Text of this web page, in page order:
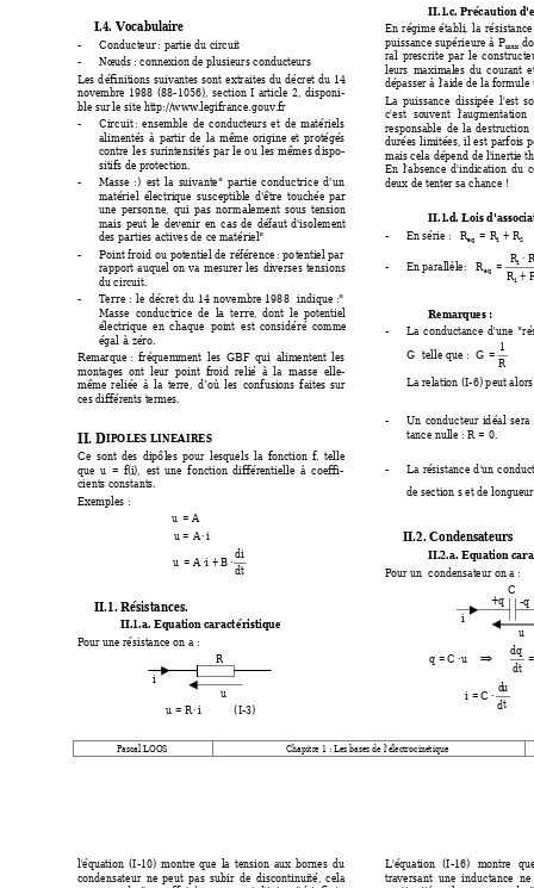
Pascal LOOS Chapitre 1 : Les bases de l'électrocinétique
I.4. Vocabulaire
- Conducteur : partie du circuit
-
Nœuds : connexion de plusieurs conducteurs
Les définitions suivantes sont extraites du décret du 14
novembre 1988 (88-1056), section I article 2, disponi-
ble sur le site http://www.legifrance.gouv.fr
-
Circuit : ensemble de conducteurs et de matériels
alimentés à partir de la même origine et protégés
contre les surintensités par le ou les mêmes dispo-
sitifs de protection.
-
Masse :) est la suivante" partie conductrice d'un
matériel électrique susceptible d'être touchée par
une personne, qui pas normalement sous tension
mais peut le devenir en cas de défaut d'isolement
des parties actives de ce matériel"
-
Point froid ou potentiel de référence : potentiel par
rapport auquel on va mesurer les diverses tensions
du circuit.
-
Terre : le décret du 14 novembre 1988 indique :"
Masse  conductrice  de  la  terre, dont  le potentiel
électrique  en chaque  point  est considéré comme
égal à zéro.
Remarque : fréquemment  les  GBF qui alimentent les
montages  ont  leur point froid relié  à  la masse  elle-
même reliée à la terre, d’où les confusions faites sur
ces différents termes.
II. DIPOLES LINEAIRES
Ce sont des dipôles pour lesquels la fonction f, telle
que u =  f(i),  est une fonction différentielle à  coeffi-
cients constants.
Exemples :
t
i
B
i
A
u
i
A
u
A
u
d
d
⋅
+
⋅
=
⋅
=
=
II.1. Résistances.
II.1.a. Equation caractéristique
Pour une résistance on a :
R
u
i
i
R
u ⋅
=
          (I-3)
II.1.c. Précaution
En régime établi, la r
puissance supérieure à Pmax do
ral prescrite par le co
leurs maximales du courant
dépasser à l'aide de la
La puissance dissipée l'est
c'est souvent l'augmentation
responsable de la destruction
durées limitées, il est parfois
mais cela dépend de l'inertie
En l'absence d'indication du
deux de tenter sa chance !
II.1.d. Lois
- En série : 2
1
eq R
R
R +
=
-
En parallèle:
1
1
eq R
R
R
R +
⋅
Remarques :
- La conductance d'une
G
  telle que :
R
G1
=
La relation (I-6) peut
- Un conducteur idéal sera
tance nulle : R = 0.
- La résistance d'un
de section s et de
II.2. Condensateurs
II.2.a. Equation
Pour un  condensateur on a :
C
u
i
+q -q
t
q
u
C
d
d =
⇒
⋅
t
u
C
i
d
d
⋅
=
l'équation (I-10) montre que la tension aux bornes du
condensateur ne peut pas subir de discontinuité, cela
L'équation (I-16) montre
traversant une inductance ne